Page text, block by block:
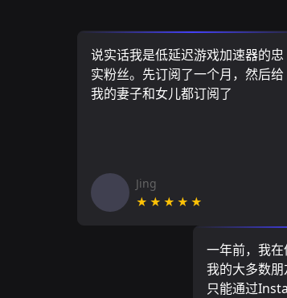
说实话我是低延迟游戏加速器的忠
实粉丝。先订阅了一个月，然后给
我的妻子和女儿都订阅了
Jing
★★★★★
一年前，我在
我的大多数朋
只能通过